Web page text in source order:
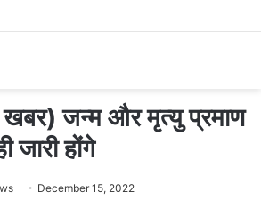
खबर) जन्म और मृत्यु प्रमाण
जारी होंगे
December 15, 2022